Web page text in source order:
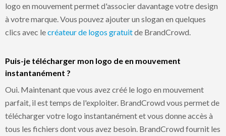
logo en mouvement permet d'associer davantage votre design
à votre marque. Vous pouvez ajouter un slogan en quelques
clics avec lecréateur de logos gratuitde BrandCrowd.
Puis-je télécharger mon logo de en mouvement
instantanément ?
Oui. Maintenant que vous avez créé le logo en mouvement
parfait, il est temps de l'exploiter. BrandCrowd vous permet de
télécharger votre logo instantanément et vous donne accès à
tous les fichiers dont vous avez besoin. BrandCrowd fournit les